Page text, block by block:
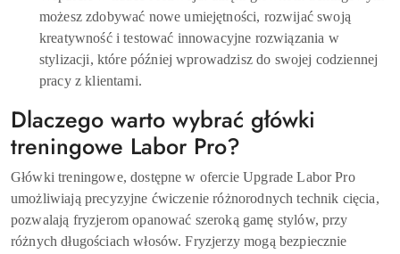
możesz zdobywać nowe umiejętności, rozwijać swoją
kreatywność i testować innowacyjne rozwiązania w
stylizacji, które później wprowadzisz do swojej codziennej
pracy z klientami.
Dlaczego warto wybrać główki
treningowe Labor Pro?
Główki treningowe, dostępne w ofercie Upgrade Labor Pro
umożliwiają precyzyjne ćwiczenie różnorodnych technik cięcia,
pozwalają fryzjerom opanować szeroką gamę stylów, przy
różnych długościach włosów. Fryzjerzy mogą bezpiecznie